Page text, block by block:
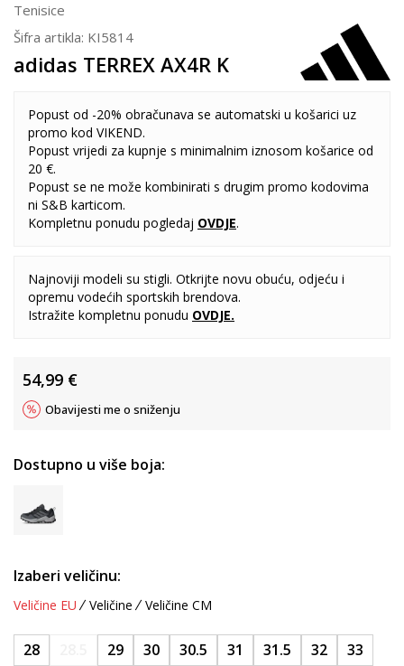
Tenisice
Šifra artikla: KI5814
adidas TERREX AX4R K
Popust od -20% obračunava se automatski u košarici uz
promo kod VIKEND.
Popust vrijedi za kupnje s minimalnim iznosom košarice od
20 €.
Popust se ne može kombinirati s drugim promo kodovima
ni S&B karticom.
Kompletnu ponudu pogledaj OVDJE.
Najnoviji modeli su stigli. Otkrijte novu obuću, odjeću i
opremu vodećih sportskih brendova.
Istražite kompletnu ponudu OVDJE.
54,99 €
Obavijesti me o sniženju
Dostupno u više boja:
Izaberi veličinu:
Veličine EU Veličine Veličine CM
28 29 30 30.5 31 31.5 32
33